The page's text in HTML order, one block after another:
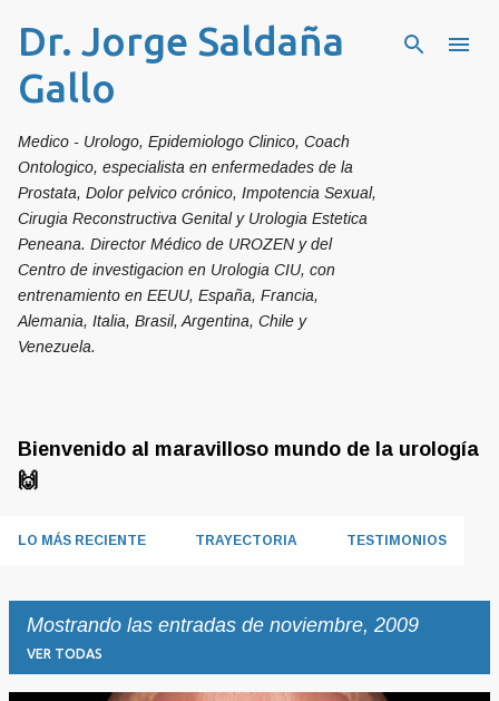
Ir al contenido principal
Dr. Jorge Saldaña
Gallo
Medico - Urologo, Epidemiologo Clinico, Coach
Ontologico, especialista en enfermedades de la
Prostata, Dolor pelvico crónico, Impotencia Sexual,
Cirugia Reconstructiva Genital y Urologia Estetica
Peneana. Director Médico de UROZEN y del
Centro de investigacion en Urologia CIU, con
entrenamiento en EEUU, España, Francia,
Alemania, Italia, Brasil, Argentina, Chile y
Venezuela.
Bienvenido al maravilloso mundo de la urología
🙌
LO MÁS RECIENTE TRAYECTORIA TESTIMONIOS
Mostrando las entradas de noviembre, 2009
VER TODAS